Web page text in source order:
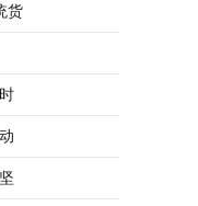
货